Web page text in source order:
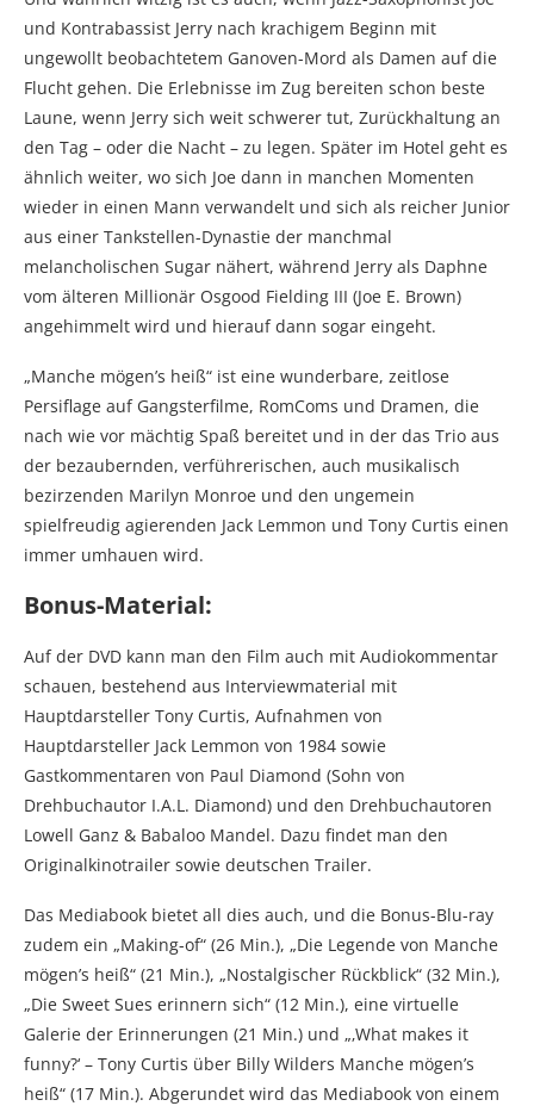
und Kontrabassist Jerry nach krachigem Beginn mit
ungewollt beobachtetem Ganoven-Mord als Damen auf die
Flucht gehen. Die Erlebnisse im Zug bereiten schon beste
Laune, wenn Jerry sich weit schwerer tut, Zurückhaltung an
den Tag – oder die Nacht – zu legen. Später im Hotel geht es
ähnlich weiter, wo sich Joe dann in manchen Momenten
wieder in einen Mann verwandelt und sich als reicher Junior
aus einer Tankstellen-Dynastie der manchmal
melancholischen Sugar nähert, während Jerry als Daphne
vom älteren Millionär Osgood Fielding III (Joe E. Brown)
angehimmelt wird und hierauf dann sogar eingeht.
„Manche mögen’s heiß“ ist eine wunderbare, zeitlose
Persiflage auf Gangsterfilme, RomComs und Dramen, die
nach wie vor mächtig Spaß bereitet und in der das Trio aus
der bezaubernden, verführerischen, auch musikalisch
bezirzenden Marilyn Monroe und den ungemein
spielfreudig agierenden Jack Lemmon und Tony Curtis einen
immer umhauen wird.
Bonus-Material:
Auf der DVD kann man den Film auch mit Audiokommentar
schauen, bestehend aus Interviewmaterial mit
Hauptdarsteller Tony Curtis, Aufnahmen von
Hauptdarsteller Jack Lemmon von 1984 sowie
Gastkommentaren von Paul Diamond (Sohn von
Drehbuchautor I.A.L. Diamond) und den Drehbuchautoren
Lowell Ganz & Babaloo Mandel. Dazu findet man den
Originalkinotrailer sowie deutschen Trailer.
Das Mediabook bietet all dies auch, und die Bonus-Blu-ray
zudem ein „Making-of“ (26 Min.), „Die Legende von Manche
mögen’s heiß“ (21 Min.), „Nostalgischer Rückblick“ (32 Min.),
„Die Sweet Sues erinnern sich“ (12 Min.), eine virtuelle
Galerie der Erinnerungen (21 Min.) und „‚What makes it
funny?‘ – Tony Curtis über Billy Wilders Manche mögen’s
heiß“ (17 Min.). Abgerundet wird das Mediabook von einem